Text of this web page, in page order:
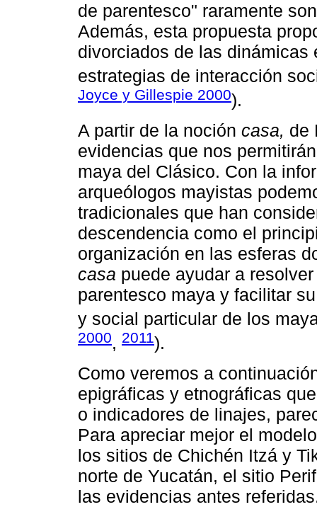
de parentesco" raramente
Además, esta propuesta
divorciados de las
estrategias de interacción
Joyce y Gillespie 2000).
A partir de la noción casa, de
evidencias que nos
maya del Clásico. Con la
arqueólogos mayistas
tradicionales que han
descendencia como el
organización en las esferas
casa puede ayudar a
parentesco maya y facilitar
y social particular de los
2000, 2011).
Como veremos a
epigráficas y etnográficas
o indicadores de linajes,
Para apreciar mejor el
los sitios de Chichén Itzá y
norte de Yucatán, el sitio
las evidencias antes